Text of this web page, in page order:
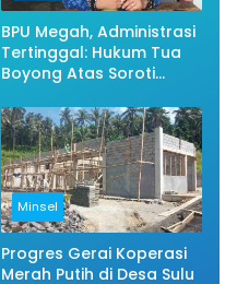
BPU Megah, Administrasi
Tertinggal: Hukum Tua
Boyong Atas Soroti
Sebelumnya
Minsel
Progres Gerai Koperasi
Merah Putih di Desa Sulu